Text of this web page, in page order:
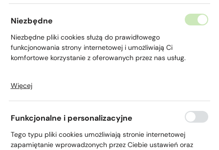
Niezbędne
Niezbędne pliki cookies służą do prawidłowego
funkcjonowania strony internetowej i umożliwiają Ci
komfortowe korzystanie z oferowanych przez nas usług.
Pliki cookies odpowiadają na podejmowane przez Ciebie
działania w celu m.in. dostosowania Twoich ustawień
formularzy. Dzięki plikom cookies strona, z której korzystasz,
może działać bez zakłóceń.
Więcej
Funkcjonalne i personalizacyjne
Tego typu pliki cookies umożliwiają stronie internetowej
zapamiętanie wprowadzonych przez Ciebie ustawień oraz
Bilans